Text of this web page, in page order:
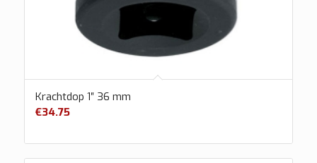
Krachtdop 1″ 36 mm
€34.75